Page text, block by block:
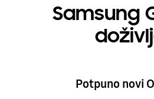
Samsung
Potpuno novi